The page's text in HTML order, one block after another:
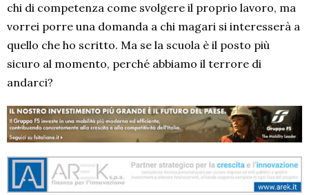
chi di competenza come svolgere il proprio lavoro, ma
vorrei porre una domanda a chi magari si interesserà a
quello che ho scritto. Ma se la scuola è il posto più
sicuro al momento, perché abbiamo il terrore di
andarci?